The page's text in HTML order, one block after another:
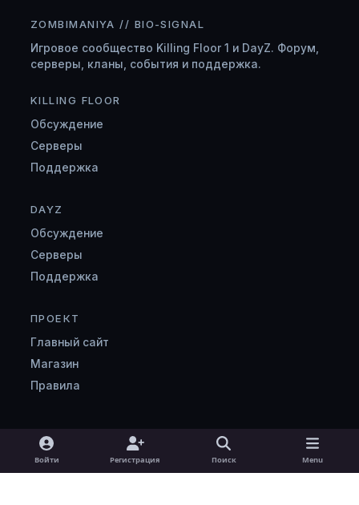
ZOMBIMANIYA // BIO-SIGNAL
Игровое сообщество Killing Floor 1 и DayZ. Форум,
серверы, кланы, события и поддержка.
KILLING FLOOR
Обсуждение
Серверы
Поддержка
DAYZ
Обсуждение
Серверы
Поддержка
ПРОЕКТ
Главный сайт
Магазин
Правила
Light ModeDark ModeSystem Preference
v
k
Войти Регистрация Поиск Menu